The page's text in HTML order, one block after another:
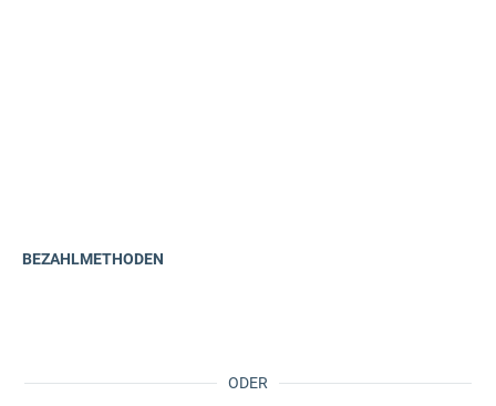
ODER
BEZAHLMETHODEN